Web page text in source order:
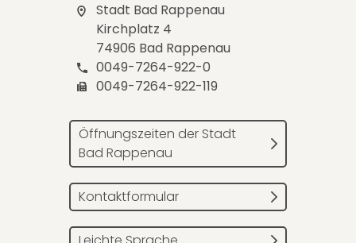
Stadt Bad Rappenau
Kirchplatz 4
74906 Bad Rappenau
0049-7264-922-0
0049-7264-922-119
Öffnungszeiten der Stadt
Bad Rappenau
Kontaktformular